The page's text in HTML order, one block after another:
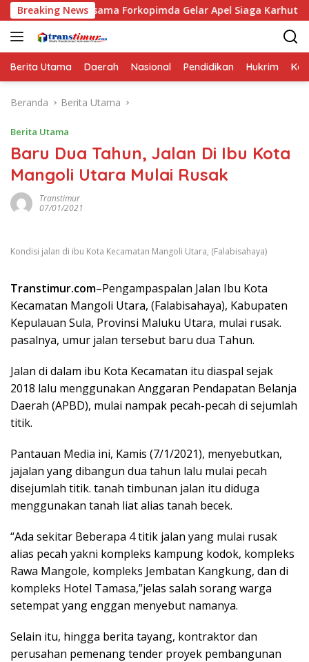
Langsung
ke
konten
Breaking News
Forkopimda Gelar Apel Siaga Karhutla
Berita Utama Daerah Nasional Pendidikan Hukrim
Beranda Berita Utama
Berita Utama
Baru Dua Tahun, Jalan Di Ibu Kota
Mangoli Utara Mulai Rusak
Transtimur
07/01/2021
Kondisi jalan di ibu Kota Kecamatan Mangoli Utara, (Falabisahaya)
Transtimur.com–Pengampaspalan Jalan Ibu Kota
Kecamatan Mangoli Utara, (Falabisahaya), Kabupaten
Kepulauan Sula, Provinsi Maluku Utara, mulai rusak.
pasalnya, umur jalan tersebut baru dua Tahun.
Jalan di dalam ibu Kota Kecamatan itu diaspal sejak
2018 lalu menggunakan Anggaran Pendapatan Belanja
Daerah (APBD), mulai nampak pecah-pecah di sejumlah
titik.
Pantauan Media ini, Kamis (7/1/2021), menyebutkan,
jajalan yang dibangun dua tahun lalu mulai pecah
disejumlah titik. tanah timbunan jalan itu diduga
menggunakan tanah liat alias tanah becek.
“Ada sekitar Beberapa 4 titik jalan yang mulai rusak
alias pecah yakni kompleks kampung kodok, kompleks
Rawa Mangole, kompleks Jembatan Kangkung, dan di
kompleks Hotel Tamasa,”jelas salah sorang warga
setempat yang enggan menyebut namanya.
Selain itu, hingga berita tayang, kontraktor dan
perusahan pemenang tender proyek pembangunan